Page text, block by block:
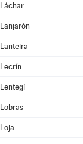
Láchar
Lanjarón
Lanteira
Lecrín
Lentegí
Lobras
Loja